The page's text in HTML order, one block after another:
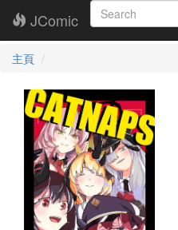
JComic
主頁